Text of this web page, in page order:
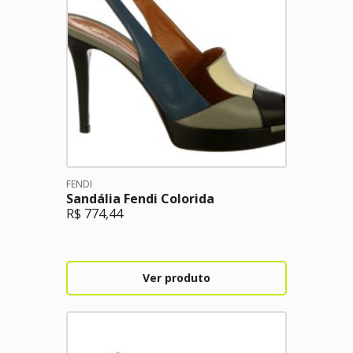
FENDI
Sandália Fendi Colorida
R$ 774,44
Ver produto